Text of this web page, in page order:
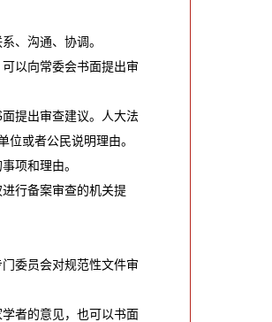
、沟通、协调。
以向常委会书面提出审
提出审查建议。人大法
或者公民说明理由。
项和理由。
行备案审查的机关提
委员会对规范性文件审
者的意见，也可以书面